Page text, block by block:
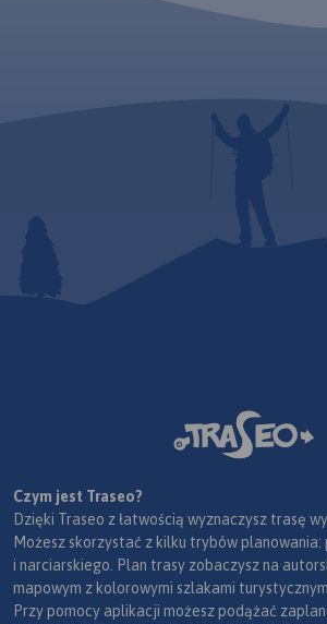
Czym jest Traseo?
Dzięki Traseo z łatwością wyznaczysz trasę
Możesz skorzystać z kilku trybów
i narciarskiego. Plan trasy zobaczysz na
mapowym z kolorowymi szlakami
Przy pomocy aplikacji możesz podążać